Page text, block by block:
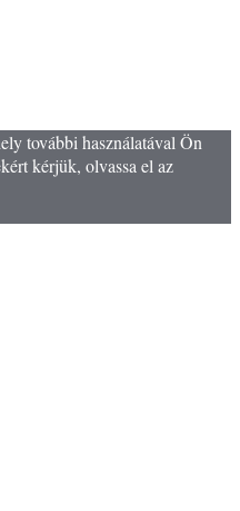
további használatával Ön
kérjük, olvassa el az